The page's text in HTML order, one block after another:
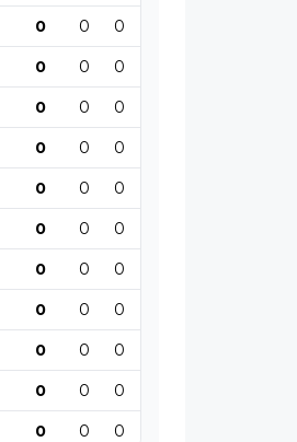
0 0 0
0 0 0
0 0 0
0 0 0
0 0 0
0 0 0
0 0 0
0 0 0
0 0 0
0 0 0
0 0 0